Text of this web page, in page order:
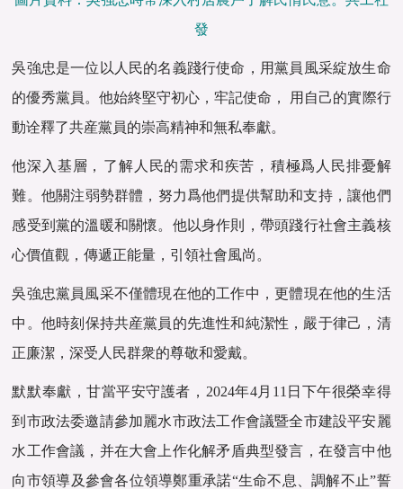
發
吳強忠是一位以人民的名義踐行使命，‌用黨員風采綻放生命
的優秀黨員。‌他始終堅守初心，‌牢記使命，‌ ‌用自己的實際行
動诠釋了共産黨員的崇高精神和無私奉獻。‌
他深入基層，‌了解人民的需求和疾苦，‌積極爲人民排憂解
難。‌他關注弱勢群體，‌努力爲他們提供幫助和支持，‌讓他們
感受到黨的溫暖和關懷。‌他以身作則，‌帶頭踐行社會主義核
心價值觀，‌傳遞正能量，‌引領社會風尚。‌
吳強忠黨員風采不僅體現在他的工作中，‌更體現在他的生活
中。‌他時刻保持共産黨員的先進性和純潔性，‌嚴于律己，‌清
正廉潔，‌深受人民群衆的尊敬和愛戴。‌
默默奉獻，甘當平安守護者，2024年4月11日下午很榮幸得
到市政法委邀請參加麗水市政法工作會議暨全市建設平安麗
水工作會議，并在大會上作化解矛盾典型發言，在發言中他
向市領導及參會各位領導鄭重承諾“生命不息、調解不止”誓